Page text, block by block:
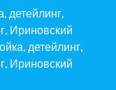
детейлинг,
Ириновский
детейлинг,
Ириновский